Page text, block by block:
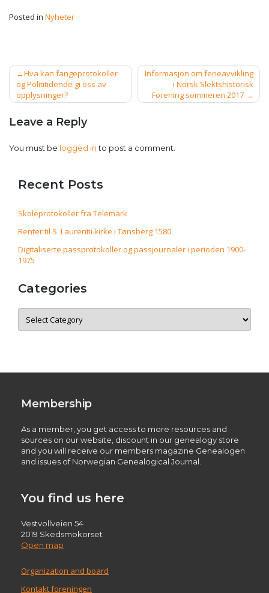
Posted in Nyheter
Post
navigation
Hva kan fangeprotokoller
og Polititidende gi oss av
opplysninger?
Informasjon om ferieavvikling
i Norsk Slektshistorisk
Forening sommeren 2017
Leave a Reply
You must be logged into post a comment.
Recent Posts
Skoleprotokoller fra Telemark
Renter til S. Laurentii kirke i Tønsberg 1580
Digitaliserte passprotokoller og passjournaler i perioden 1900-
1975
Categories
Categories
Membership
As a member, you get access to more resources and
sources on our website, discount in our genealogy store
and you will receive our members magazine Genealogen
and issues of Norwegian Genealogical Journal.
You find us here
Vestvollveien 54
2019 Skedsmokorset
Open map
Organization and board
Kontakt foreningen